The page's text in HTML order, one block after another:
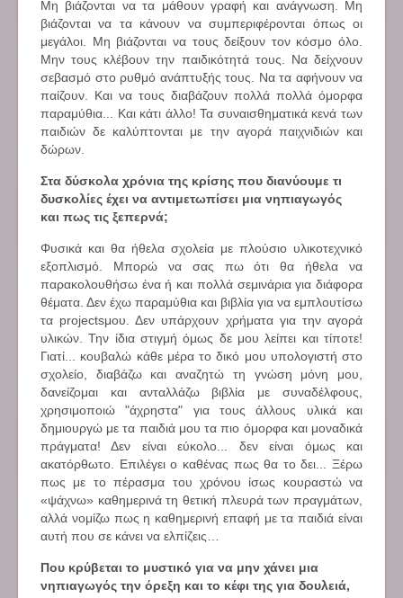
Μη βιάζονται να τα μάθουν γραφή και ανάγνωση. Μη
βιάζονται να τα κάνουν να συμπεριφέρονται όπως οι
μεγάλοι. Μη βιάζονται να τους δείξουν τον κόσμο όλο.
Μην τους κλέβουν την παιδικότητά τους. Να δείχνουν
σεβασμό στο ρυθμό ανάπτυξής τους. Να τα αφήνουν να
παίζουν. Και να τους διαβάζουν πολλά πολλά όμορφα
παραμύθια... Και κάτι άλλο! Τα συναισθηματικά κενά των
παιδιών δε καλύπτονται με την αγορά παιχνιδιών και
δώρων.
Στα δύσκολα χρόνια της κρίσης που διανύουμε τι
δυσκολίες έχει να αντιμετωπίσει μια νηπιαγωγός
και πως τις ξεπερνά;
Φυσικά και θα ήθελα σχολεία με πλούσιο υλικοτεχνικό
εξοπλισμό. Μπορώ να σας πω ότι θα ήθελα να
παρακολουθήσω ένα ή και πολλά σεμινάρια για διάφορα
θέματα. Δεν έχω παραμύθια και βιβλία για να εμπλουτίσω
τα projectsμου. Δεν υπάρχουν χρήματα για την αγορά
υλικών. Την ίδια στιγμή όμως δε μου λείπει και τίποτε!
Γιατί... κουβαλώ κάθε μέρα το δικό μου υπολογιστή στο
σχολείο, διαβάζω και αναζητώ τη γνώση μόνη μου,
δανείζομαι και ανταλλάζω βιβλία με συναδέλφους,
χρησιμοποιώ "άχρηστα" για τους άλλους υλικά και
δημιουργώ με τα παιδιά μου τα πιο όμορφα και μοναδικά
πράγματα! Δεν είναι εύκολο... δεν είναι όμως και
ακατόρθωτο. Επιλέγει ο καθένας πως θα το δει... Ξέρω
πως με το πέρασμα του χρόνου ίσως κουραστώ να
«ψάχνω» καθημερινά τη θετική πλευρά των πραγμάτων,
αλλά νομίζω πως η καθημερινή επαφή με τα παιδιά είναι
αυτή που σε κάνει να ελπίζεις…
Που κρύβεται το μυστικό για να μην χάνει μια
νηπιαγωγός την όρεξη και το κέφι της για δουλειά,